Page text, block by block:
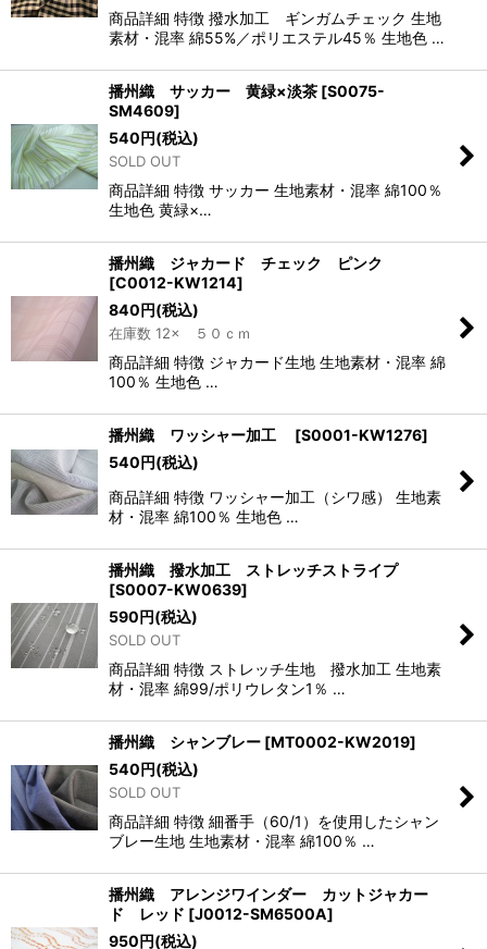
商品詳細 特徴 撥水加工 ギンガムチェック 生地
素材・混率 綿55%／ポリエステル45％ 生地色 …
播州織 サッカー 黄緑×淡茶 [S0075-
SM4609]
540円(税込)
SOLD OUT
商品詳細 特徴 サッカー 生地素材・混率 綿100％
生地色 黄緑×…
播州織 ジャカード チェック ピンク
[C0012-KW1214]
840円(税込)
在庫数 12× ５０ｃｍ
商品詳細 特徴 ジャカード生地 生地素材・混率 綿
100％ 生地色 …
播州織 ワッシャー加工 [S0001-KW1276]
540円(税込)
商品詳細 特徴 ワッシャー加工（シワ感） 生地素
材・混率 綿100％ 生地色 …
播州織 撥水加工 ストレッチストライプ
[S0007-KW0639]
590円(税込)
SOLD OUT
商品詳細 特徴 ストレッチ生地 撥水加工 生地素
材・混率 綿99/ポリウレタン1％ …
播州織 シャンブレー [MT0002-KW2019]
540円(税込)
SOLD OUT
商品詳細 特徴 細番手（60/1）を使用したシャン
ブレー生地 生地素材・混率 綿100％ …
播州織 アレンジワインダー カットジャカー
ド レッド [J0012-SM6500A]
950円(税込)